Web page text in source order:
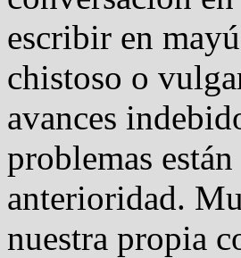
escribir en
chistoso o
avances
problemas
anterioridad.
nuestra propia